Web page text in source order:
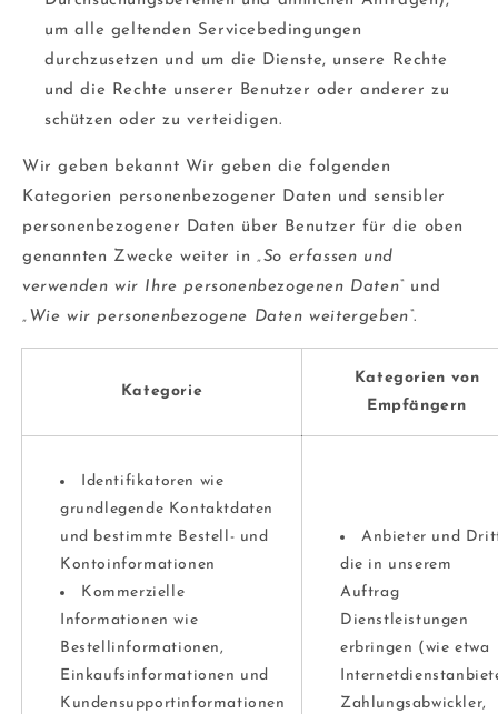
um alle geltenden Servicebedingungen
durchzusetzen und um die Dienste, unsere Rechte
und die Rechte unserer Benutzer oder anderer zu
schützen oder zu verteidigen.
Wir geben bekannt Wir geben die folgenden
Kategorien personenbezogener Daten und sensibler
personenbezogener Daten über Benutzer für die oben
genannten Zwecke weiter in„So erfassen und
verwenden wir Ihre personenbezogenen Daten“ und
„Wie wir personenbezogene Daten weitergeben“.
Kategorie
Kategorien von
Empfängern
Identifikatoren wie
grundlegende Kontaktdaten
und bestimmte Bestell- und
Kontoinformationen
Kommerzielle
Informationen wie
Bestellinformationen,
Einkaufsinformationen und
Kundensupportinformationen
Anbieter und
die in unserem
Auftrag
Dienstleistungen
erbringen (wie etwa
Zahlungsabwickler,